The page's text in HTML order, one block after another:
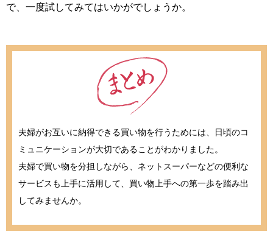
で、一度試してみてはいかがでしょうか。
夫婦がお互いに納得できる買い物を行うためには、日頃のコ
ミュニケーションが大切であることがわかりました。
夫婦で買い物を分担しながら、ネットスーパーなどの便利な
サービスも上手に活用して、買い物上手への第一歩を踏み出
してみませんか。